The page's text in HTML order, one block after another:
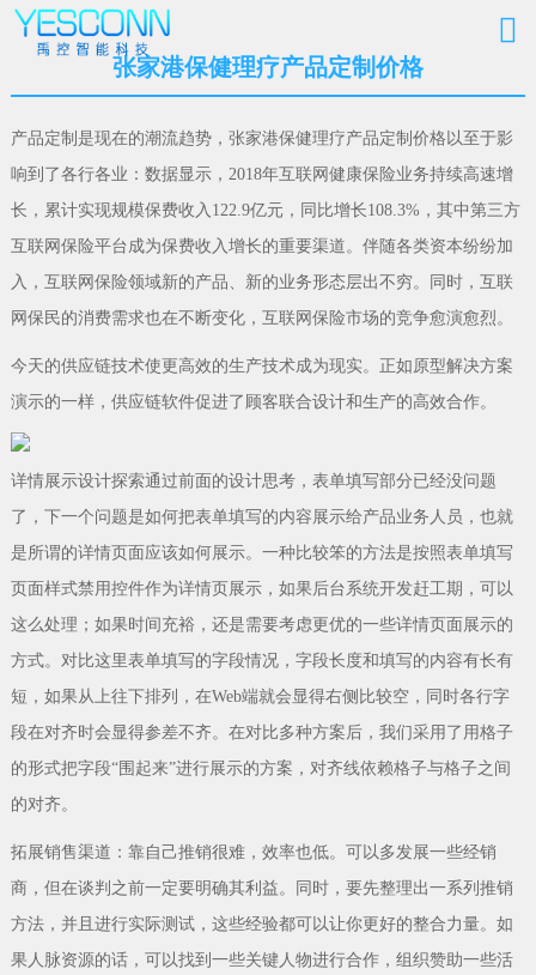
张家港保健理疗产品定制价格
产品定制是现在的潮流趋势，张家港保健理疗产品定制价格以至于影
响到了各行各业：数据显示，2018年互联网健康保险业务持续高速增
长，累计实现规模保费收入122.9亿元，同比增长108.3%，其中第三方
互联网保险平台成为保费收入增长的重要渠道。伴随各类资本纷纷加
入，互联网保险领域新的产品、新的业务形态层出不穷。同时，互联
网保民的消费需求也在不断变化，互联网保险市场的竞争愈演愈烈。
今天的供应链技术使更高效的生产技术成为现实。正如原型解决方案
演示的一样，供应链软件促进了顾客联合设计和生产的高效合作。
详情展示设计探索通过前面的设计思考，表单填写部分已经没问题
了，下一个问题是如何把表单填写的内容展示给产品业务人员，也就
是所谓的详情页面应该如何展示。一种比较笨的方法是按照表单填写
页面样式禁用控件作为详情页展示，如果后台系统开发赶工期，可以
这么处理；如果时间充裕，还是需要考虑更优的一些详情页面展示的
方式。对比这里表单填写的字段情况，字段长度和填写的内容有长有
短，如果从上往下排列，在Web端就会显得右侧比较空，同时各行字
段在对齐时会显得参差不齐。在对比多种方案后，我们采用了用格子
的形式把字段“围起来”进行展示的方案，对齐线依赖格子与格子之间
的对齐。
拓展销售渠道：靠自己推销很难，效率也低。可以多发展一些经销
商，但在谈判之前一定要明确其利益。同时，要先整理出一系列推销
方法，并且进行实际测试，这些经验都可以让你更好的整合力量。如
果人脉资源的话，可以找到一些关键人物进行合作，组织赞助一些活